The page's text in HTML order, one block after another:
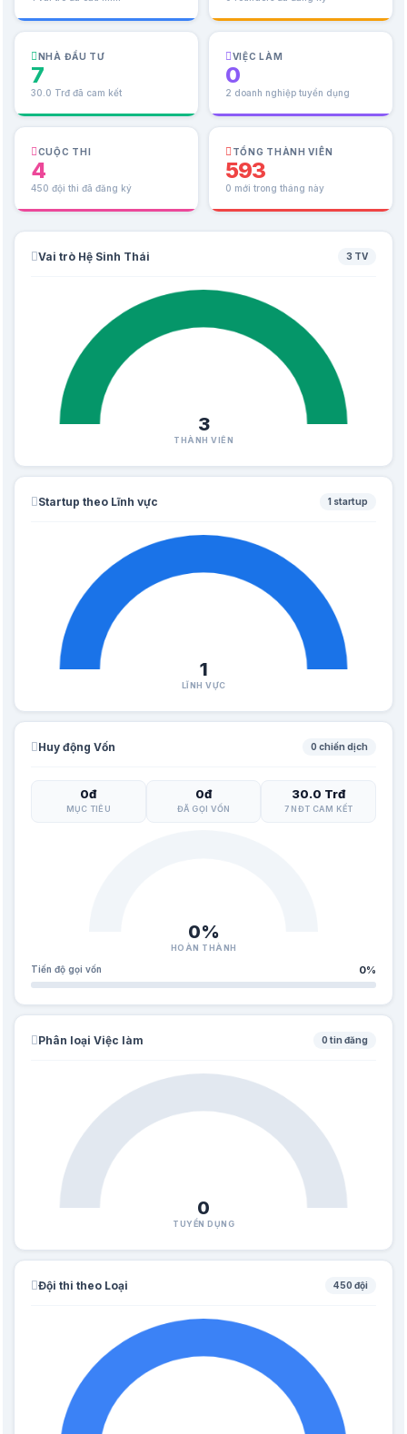
NHÀ ĐẦU TƯ
7
30.0 Trđ đã cam kết
VIỆC LÀM
0
2 doanh nghiệp tuyển dụng
CUỘC THI
4
450 đội thi đã đăng ký
TỔNG THÀNH VIÊN
593
0 mới trong tháng này
Vai trò Hệ Sinh Thái 3 TV
3
THÀNH VIÊN
Startup theo Lĩnh vực 1 startup
1
LĨNH VỰC
Huy động Vốn 0 chiến dịch
0đ
MỤC TIÊU
0đ
ĐÃ GỌI VỐN
30.0 Trđ
7 NĐT CAM KẾT
0%
HOÀN THÀNH
Tiến độ gọi vốn 0%
Phân loại Việc làm 0 tin đăng
0
TUYỂN DỤNG
Đội thi theo Loại 450 đội